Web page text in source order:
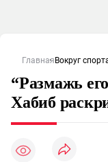
Главная Вокруг
“Размажь
Хабиб